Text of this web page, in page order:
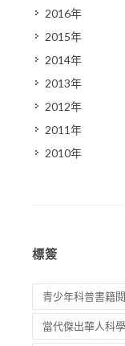
2016年
2015年
2014年
2013年
2012年
2011年
2010年
標簽
青少年科普書籍
當代傑出華人科